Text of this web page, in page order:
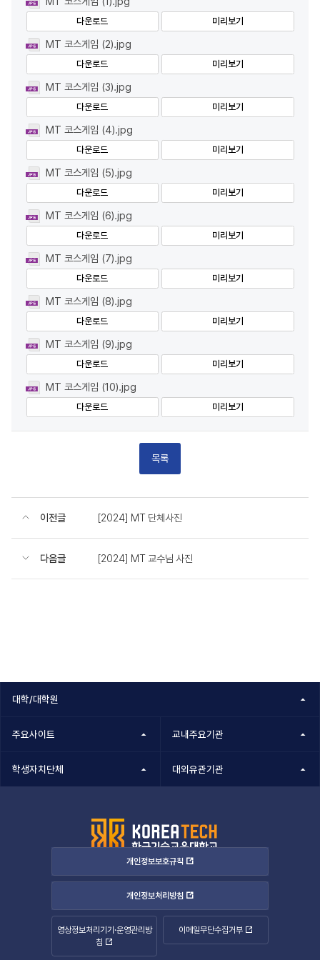
다운로드 미리보기
MT 코스게임 (2).jpg
다운로드 미리보기
MT 코스게임 (3).jpg
다운로드 미리보기
MT 코스게임 (4).jpg
다운로드 미리보기
MT 코스게임 (5).jpg
다운로드 미리보기
MT 코스게임 (6).jpg
다운로드 미리보기
MT 코스게임 (7).jpg
다운로드 미리보기
MT 코스게임 (8).jpg
다운로드 미리보기
MT 코스게임 (9).jpg
다운로드 미리보기
MT 코스게임 (10).jpg
다운로드 미리보기
목록
이전글 [2024] MT 단체사진
다음글 [2024] MT 교수님 사진
대학/대학원
주요사이트 교내주요기관
학생자치단체 대외유관기관
개인정보보호규칙
개인정보처리방침
영상정보처리기기·운영관리방
침
이메일무단수집거부